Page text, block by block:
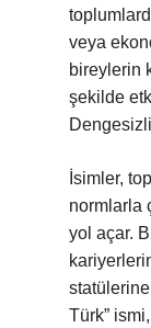
veya
bireylerin
şekilde
İsimler,
normlarla
yol açar.
Türk”